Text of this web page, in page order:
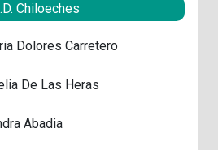
Chiloeches
Dolores Carretero
De Las Heras
Abadia